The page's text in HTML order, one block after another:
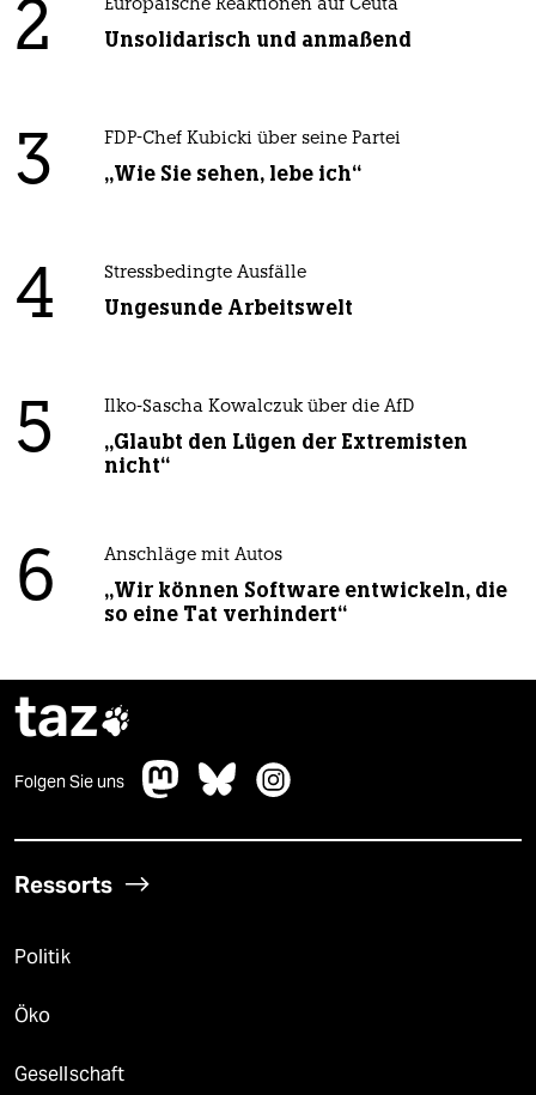
2 Europäische Reaktionen auf Ceuta
Unsolidarisch und anmaßend
3 FDP-Chef Kubicki über seine Partei
„Wie Sie sehen, lebe ich“
4 Stressbedingte Ausfälle
Ungesunde Arbeitswelt
5 Ilko-Sascha Kowalczuk über die AfD
„Glaubt den Lügen der Extremisten
nicht“
6 Anschläge mit Autos
„Wir können Software entwickeln, die
so eine Tat verhindert“
taz
Folgen Sie uns
Ressorts
Politik
Öko
Gesellschaft